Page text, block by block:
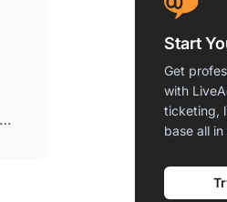
Start
Get
with
ticketing,
base all